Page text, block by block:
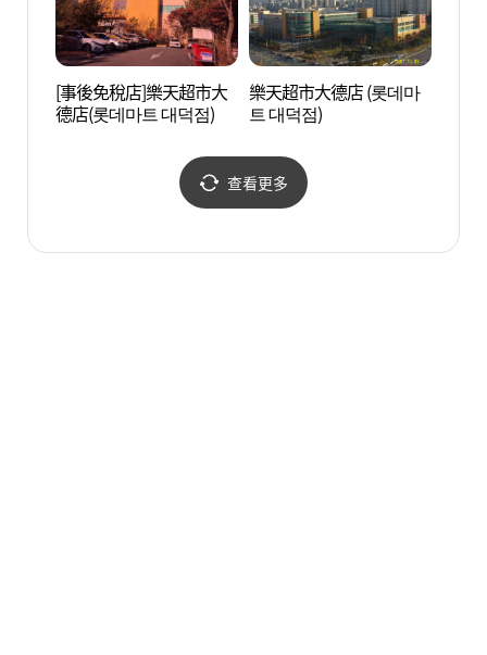
[事後免稅店]樂天超市大
德店(롯데마트 대덕점)
樂天超市大德店 (롯데마
트 대덕점)
查看更多